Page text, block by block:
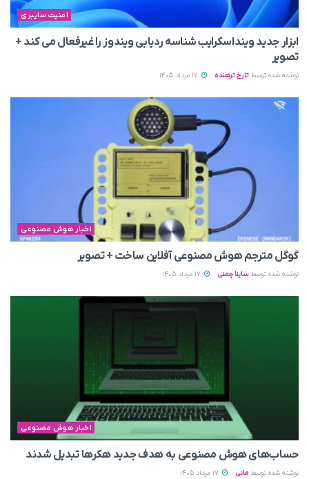
امنیت سایبری
ابزار جدید وینداسکرایب شناسه ردیابی ویندوز را غیرفعال می‌ کند +
تصویر
نوشته شده توسط تارخ ترهنده
اخبار هوش مصنوعی
گوگل مترجم هوش مصنوعی آفلاین ساخت + تصویر
نوشته شده توسط ساینا چمنی
اخبار هوش مصنوعی
حساب‌های هوش مصنوعی به هدف جدید هکرها تبدیل شدند
نوشته شده توسط مانی